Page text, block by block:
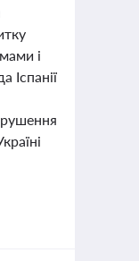
і
Іспанії